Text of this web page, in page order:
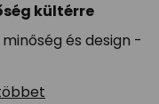
kültérre
és design -